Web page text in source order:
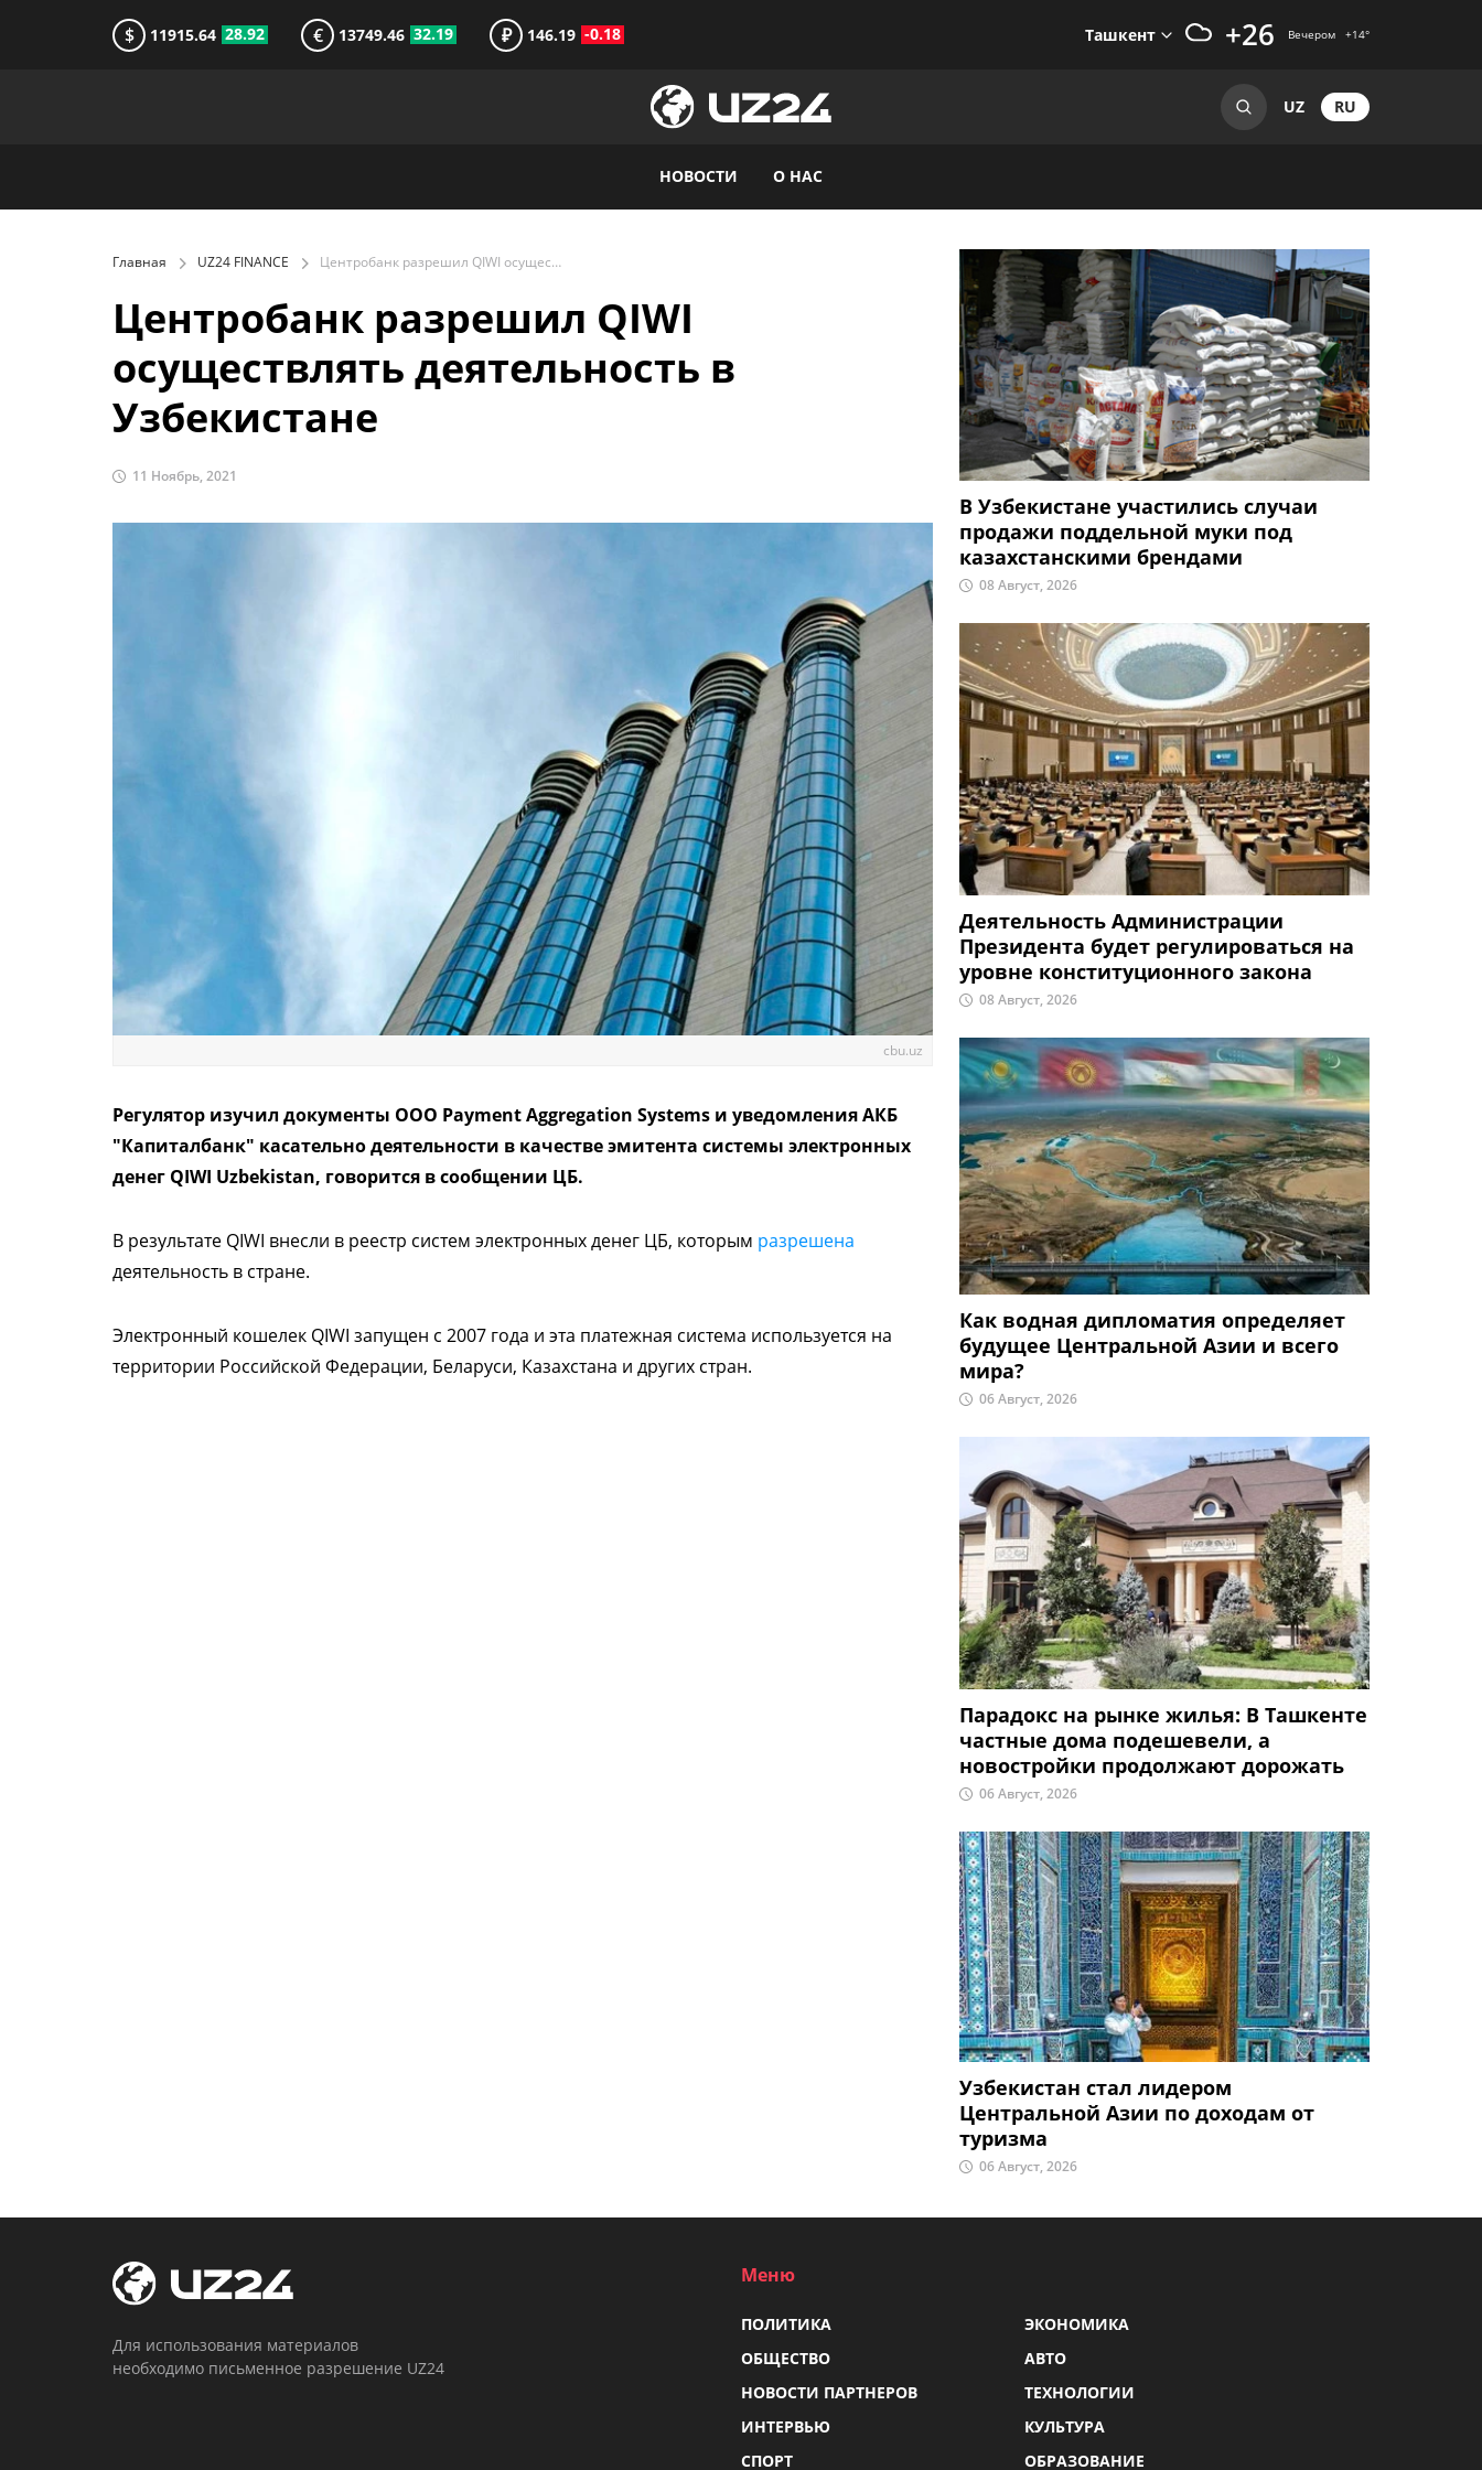
$ 11915.64 28.92 € 13749.46 32.19 ₽ 146.19 -0.18 Ташкент +26 Вечером +14°
UZ RU
НОВОСТИ О НАС
Главная UZ24 FINANCE Центробанк разрешил QIWI осуществлять деятельность в Узбекистане
Центробанк разрешил QIWI
осуществлять деятельность в
Узбекистане
11 Ноябрь, 2021
cbu.uz
Регулятор изучил документы ООО Payment Aggregation Systems и уведомления АКБ
"Капиталбанк" касательно деятельности в качестве эмитента системы электронных
денег QIWI Uzbekistan, говорится в сообщении ЦБ.
В результате QIWI внесли в реестр систем электронных денег ЦБ, которым разрешена
деятельность в стране.
Электронный кошелек QIWI запущен с 2007 года и эта платежная система используется на
территории Российской Федерации, Беларуси, Казахстана и других стран.
В Узбекистане участились случаи
продажи поддельной муки под
казахстанскими брендами
08 Август, 2026
Деятельность Администрации
Президента будет регулироваться на
уровне конституционного закона
08 Август, 2026
Как водная дипломатия определяет
будущее Центральной Азии и всего
мира?
06 Август, 2026
Парадокс на рынке жилья: В Ташкенте
частные дома подешевели, а
новостройки продолжают дорожать
06 Август, 2026
Узбекистан стал лидером
Центральной Азии по доходам от
туризма
06 Август, 2026
Для использования материалов
необходимо письменное разрешение UZ24
Меню
ПОЛИТИКА
ЭКОНОМИКА
ОБЩЕСТВО
АВТО
НОВОСТИ ПАРТНЕРОВ
ТЕХНОЛОГИИ
ИНТЕРВЬЮ
КУЛЬТУРА
СПОРТ
ОБРАЗОВАНИЕ